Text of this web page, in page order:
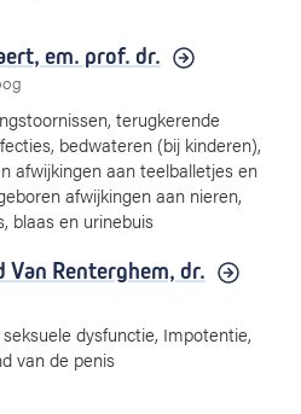
em. prof. dr.
terugkerende
bedwateren (bij kinderen),
afwijkingen aan teelballetjes en
afwijkingen aan nieren,
blaas en urinebuis
Van Renterghem, dr.
dysfunctie, Impotentie,
van de penis